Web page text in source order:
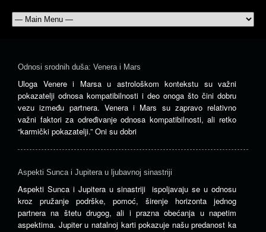
Odnosi srodnih duša: Venera i Mars
Uloga Venere i Marsa u astrološkom kontekstu su važni
pokazatelji odnosa kompatibilnosti i deo onoga što čini dobru
vezu između partnera. Venera i Mars su zapravo relativno
važni faktori za određivanje odnosa kompatibilnosti, ali retko
“karmički pokazatelji.” Oni su dobri
Aspekti Sunca i Jupitera u ljubavnoj sinastriji
Aspekti Sunca i Jupitera u sinastriji ispoljavaju se u odnosu
kroz pružanje podrške, pomoć, širenje horizonta jednog
partnera na štetu drugog, ali i prazna obećanja u napetim
aspektima. Jupiter u natalnoj karti pokazuje našu predanost ka